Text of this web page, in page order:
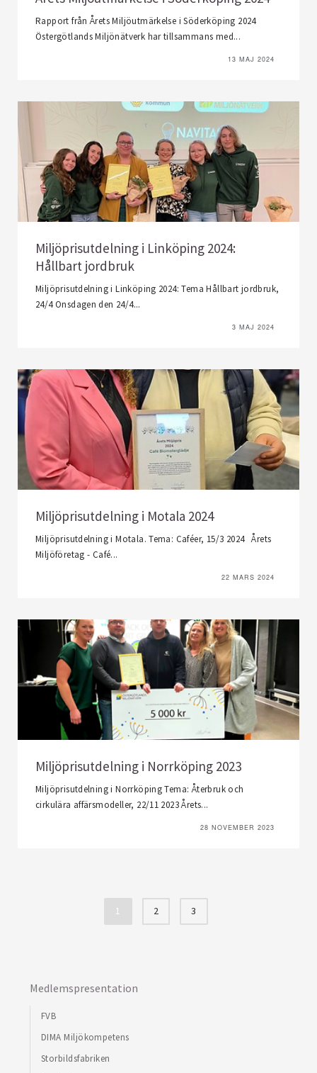
Rapport från Årets Miljöutmärkelse i Söderköping 2024
Östergötlands Miljönätverk har tillsammans med...
13 MAJ 2024
Miljöprisutdelning i Linköping 2024:
Hållbart jordbruk
Miljöprisutdelning i Linköping 2024: Tema Hållbart jordbruk,
24/4 Onsdagen den 24/4...
3 MAJ 2024
Miljöprisutdelning i Motala 2024
Miljöprisutdelning i Motala. Tema: Caféer, 15/3 2024 Årets
Miljöföretag - Café...
22 MARS 2024
Miljöprisutdelning i Norrköping 2023
Miljöprisutdelning i Norrköping Tema: Återbruk och
cirkulära affärsmodeller, 22/11 2023 Årets...
28 NOVEMBER 2023
1 2 3
Medlemspresentation
FVB
DIMA Miljökompetens
Storbildsfabriken